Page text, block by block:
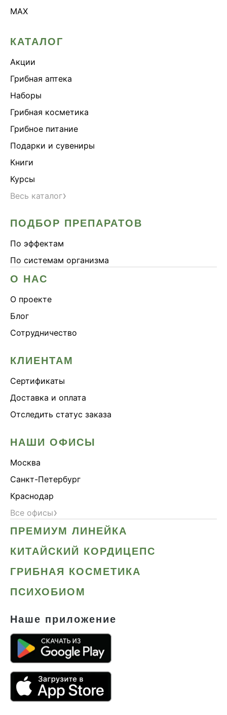
MAX
КАТАЛОГ
Акции
Грибная аптека
Наборы
Грибная косметика
Грибное питание
Подарки и сувениры
Книги
Курсы
Весь каталог›
ПОДБОР ПРЕПАРАТОВ
По эффектам
По системам организма
О НАС
О проекте
Блог
Сотрудничество
КЛИЕНТАМ
Сертификаты
Доставка и оплата
Отследить статус заказа
НАШИ ОФИСЫ
Москва
Санкт-Петербург
Краснодар
Все офисы›
ПРЕМИУМ ЛИНЕЙКА
КИТАЙСКИЙ КОРДИЦЕПС
ГРИБНАЯ КОСМЕТИКА
ПСИХОБИОМ
Наше приложение